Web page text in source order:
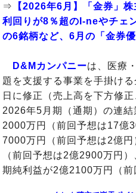
⇒
【2026年6月】「金券」
利回りが8％超のI-neやチェ
の6銘柄など、6月の「金券
D&Mカンパニーは、医療
題を支援する事業を手掛け
日に修正（売上高を下方修
2026年5月期（通期）の連
2000万円（前回予想は17億
7000万円（前回予想は2億
（前回予想は2億2900万円
期純利益が2億2100万円（前